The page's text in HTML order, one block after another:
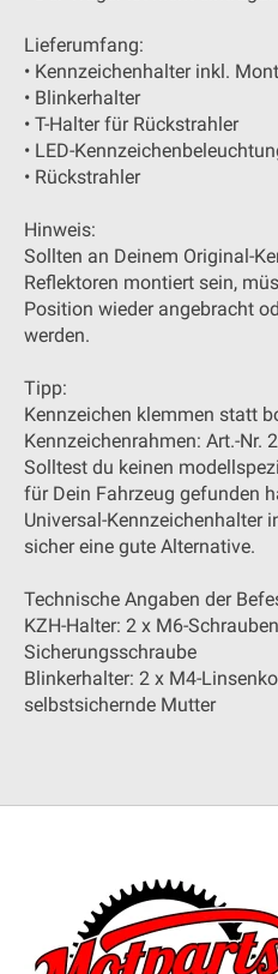
Lieferumfang:
• Kennzeichenhalter inkl.
• Blinkerhalter
• T-Halter für Rückstrahler
• LED-
• Rückstrahler
Hinweis:
Sollten an Deinem Original-
Reflektoren montiert sein,
Position wieder angebracht
werden.
Tipp:
Kennzeichen klemmen statt
Kennzeichenrahmen: Art.-Nr.
Solltest du keinen
für Dein Fahrzeug gefunden
Universal-Kennzeichenhalter
sicher eine gute Alternative.
Technische Angaben der
KZH-Halter: 2 x M6-
Sicherungsschraube
Blinkerhalter: 2 x M4-
selbstsichernde Mutter